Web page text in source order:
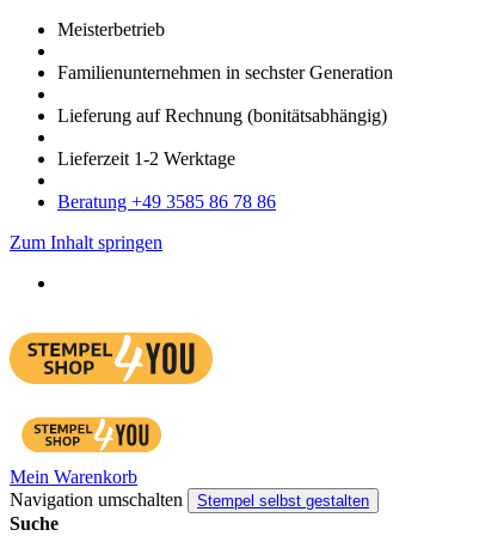
Meister­betrieb
Familien­unter­nehmen in sechster Gene­ration
Lieferung auf Rech­nung (bonitätsabhängig)
Liefer­zeit 1-2 Werk­tage
Bera­tung +49 3585 86 78 86
Zum Inhalt springen
Mein Warenkorb
Navigation umschalten
Stempel selbst gestalten
Suche